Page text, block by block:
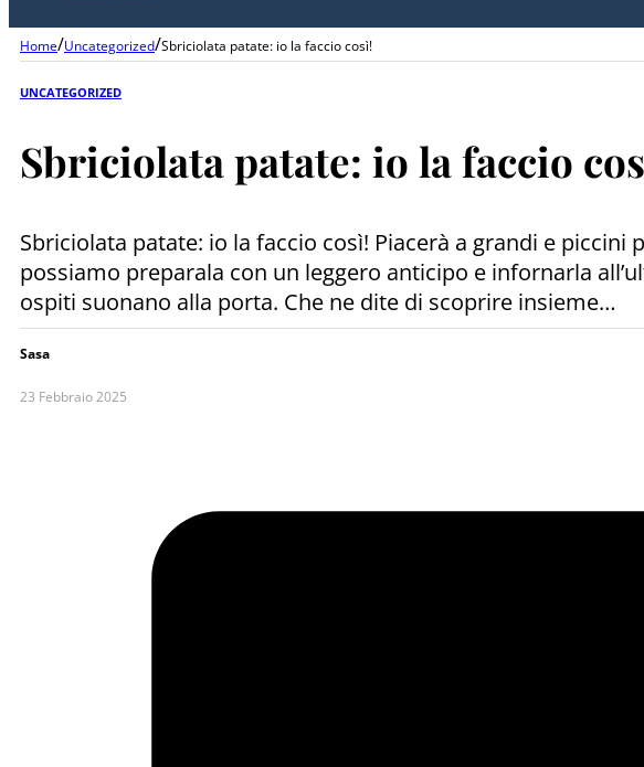
Home/Uncategorized/Sbriciolata patate: io la faccio così!
UNCATEGORIZED
Sbriciolata patate: io la faccio
Sbriciolata patate: io la faccio così! Piacerà a grandi e
possiamo preparala con un leggero anticipo e infornarla
ospiti suonano alla porta. Che ne dite di scoprire insieme…
Sasa
23 Febbraio 2025